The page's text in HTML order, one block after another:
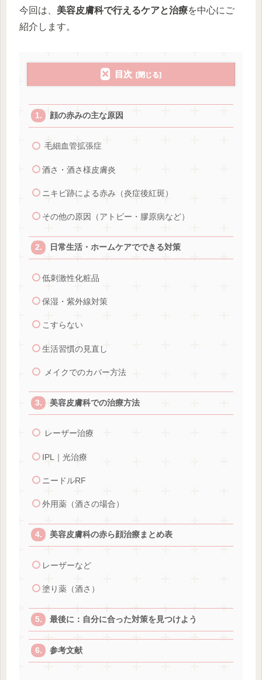
今回は、 美容皮膚科で行えるケアと治療を中心にご
紹介します。
目次
顔の赤みの主な原因
毛細血管拡張症
酒さ・酒さ様皮膚炎
ニキビ跡による赤み（炎症後紅斑）
その他の原因（アトピー・膠原病など）
日常生活・ホームケアでできる対策
低刺激性化粧品
保湿・紫外線対策
こすらない
生活習慣の見直し
メイクでのカバー方法
美容皮膚科での治療方法
レーザー治療
IPL｜光治療
ニードルRF
外用薬（酒さの場合）
美容皮膚科の赤ら顔治療まとめ表
レーザーなど
塗り薬（酒さ）
最後に：自分に合った対策を見つけよう
参考文献